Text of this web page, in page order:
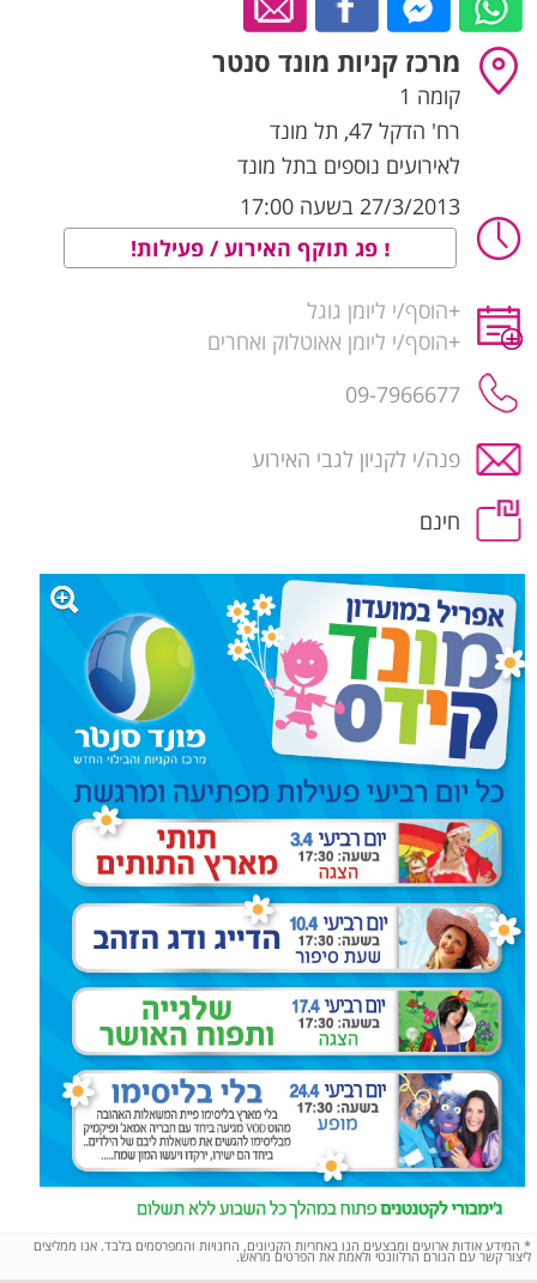
מרכז קניות מונד סנטר
קומה 1
רח' הדקל 47
, תל מונד
לאירועים נוספים בתל מונד
27/3/2013 בשעה 17:00
פג תוקף האירוע / פעילות!
+הוסף/י ליומן גוגל
+הוסף/י ליומן אאוטלוק ואחרים
09-7966677
פנה/י לקניון לגבי האירוע
חינם
* המידע אודות ארועים ומבצעים הנו באחריות הקניונים, החנויות והמפרסמים בלבד. אנו ממליצים
ליצור קשר עם הגורם הרלוונטי ולאמת את הפרטים מראש.